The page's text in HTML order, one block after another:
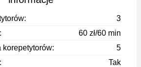
3
60 zł/60 min
korepetytorów:
5
Tak